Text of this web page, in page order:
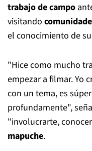
trabajo de campo
visitando
el conocimiento de su
"Hice como mucho
empezar a filmar. Yo
con un tema, es
profundamente",
"involucrarte,
mapuche.